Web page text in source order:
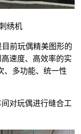
绣机
目前玩偶精美图形的
速度、高效率的实
、多功能、统一性
对玩偶进行缝合工